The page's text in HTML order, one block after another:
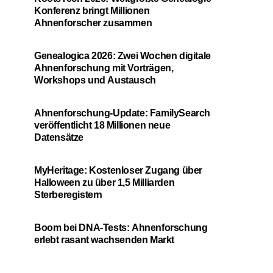
Konferenz bringt Millionen
Ahnenforscher zusammen
Genealogica 2026: Zwei Wochen digitale
Ahnenforschung mit Vorträgen,
Workshops und Austausch
Ahnenforschung-Update: FamilySearch
veröffentlicht 18 Millionen neue
Datensätze
MyHeritage: Kostenloser Zugang über
Halloween zu über 1,5 Milliarden
Sterberegistern
Boom bei DNA-Tests: Ahnenforschung
erlebt rasant wachsenden Markt